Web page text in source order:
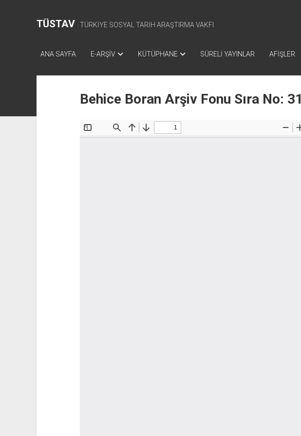
TÜSTAV TÜRKİYE SOSYAL TARİH ARAŞTIRMA VAKFI
ANA SAYFA E-ARŞİV KÜTÜPHANE SÜRELİ YAYINLAR AFİŞLER
Behice Boran Arşiv Fonu Sıra No: 31